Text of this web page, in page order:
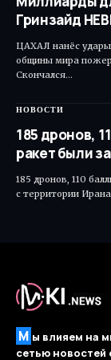
Гринзайд
ЦАХАЛ нанёс
общины мира
Скончался…
НОВОСТИ
185 дронов,
ракет были
185 дронов, 110
с территории
М ы влияем на
сетью новостей